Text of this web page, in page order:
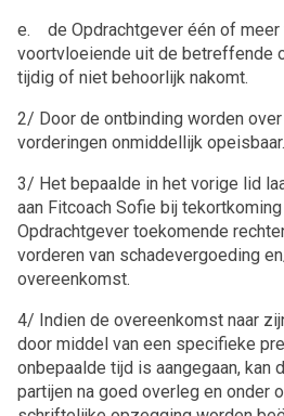
e. de Opdrachtgever één of meer
voortvloeiende uit de betreffende
tijdig of niet behoorlijk nakomt.
2/ Door de ontbinding worden
vorderingen onmiddellijk opeisbaar.
3/ Het bepaalde in het vorige lid
aan Fitcoach Sofie bij
Opdrachtgever toekomende
vorderen van schadevergoeding
overeenkomst.
4/ Indien de overeenkomst naar
door middel van een specifieke
onbepaalde tijd is aangegaan, kan
partijen na goed overleg en onder